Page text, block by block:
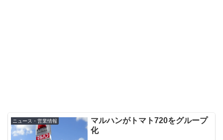
ニュース・営業情報
マルハンがトマト720をグループ
化